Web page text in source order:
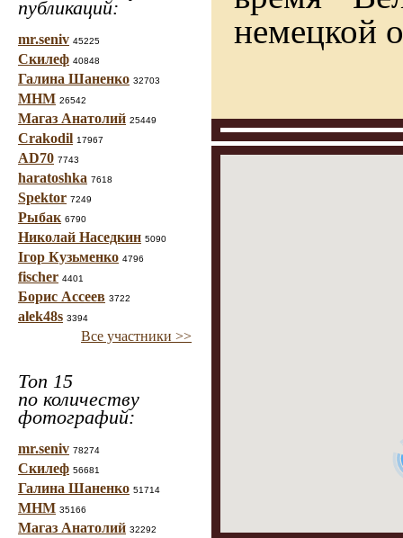
публикаций:
mr.seniv 45225
Скилеф 40848
Галина Шаненко 32703
МНМ 26542
Магаз Анатолий 25449
Crakodil 17967
AD70 7743
haratoshka 7618
Spektor 7249
Рыбак 6790
Николай Наседкин 5090
Ігор Кузьменко 4796
fischer 4401
Борис Ассеев 3722
alek48s 3394
Все участники >>
Топ 15
по количеству
фотографий:
mr.seniv 78274
Скилеф 56681
Галина Шаненко 51714
МНМ 35166
Магаз Анатолий 32292
немецкой